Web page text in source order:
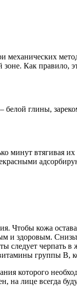
механических
Как правило,
глины,
минут втягивая
Чтобы кожа
и здоровым.
следует черпать
группы В,
которого
на лице всегда